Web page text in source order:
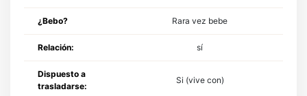
¿Bebo? Rara vez bebe
Relación: sí
Dispuesto a
trasladarse:
Si (vive con)